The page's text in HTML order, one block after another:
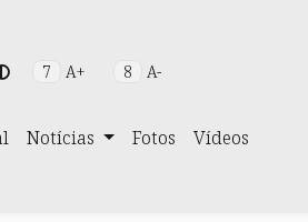
7 A+ 8 A-
Notícias Fotos Vídeos